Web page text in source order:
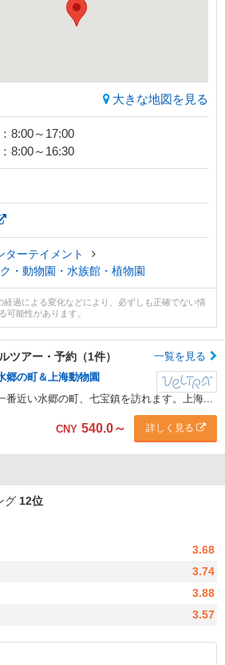
大きな地図を見る
8:00～17:00
8:00～16:30
ターテイメント
・動物園・水族館・植物園
過による変化などにより、必ずしも正確でない情
可能性があります。
ツアー・予約（1件）
一覧を見る
郷の町＆上海動物園
番近い水郷の町、七宝鎮を訪れます。上海...
CNY 540.0～ 詳しく見る
グ 12位
3.68
3.74
3.88
3.57